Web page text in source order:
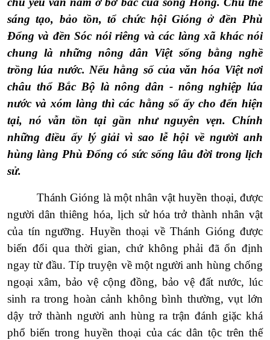
sáng tạo, bảo tồn, tổ chức hội Gióng ở đền Phù
Đổng và đền Sóc nói riêng và các làng xã khác nói
chung là những nông dân Việt sống bằng nghề
trồng lúa nước. Nếu hằng số của văn hóa Việt nơi
châu thổ Bắc Bộ là nông dân - nông nghiệp lúa
nước và xóm làng thì các hằng số ấy cho đến hiện
tại, nó vẫn tồn tại gần như nguyên vẹn. Chính
những điều ấy lý giải vì sao lễ hội về người anh
hùng làng Phù Đổng có sức sống lâu đời trong lịch
sử.
Thánh Gióng là một nhân vật huyền thoại, được
người dân thiêng hóa, lịch sử hóa trở thành nhân vật
của tín ngưỡng. Huyền thoại về Thánh Gióng được
biến đổi qua thời gian, chứ không phải đã ổn định
ngay từ đầu. Típ truyện về một người anh hùng chống
ngoại xâm, bảo vệ cộng đồng, bảo vệ đất nước, lúc
sinh ra trong hoàn cảnh không bình thường, vụt lớn
dậy trở thành người anh hùng ra trận đánh giặc khá
phổ biến trong huyền thoại của các dân tộc trên thế